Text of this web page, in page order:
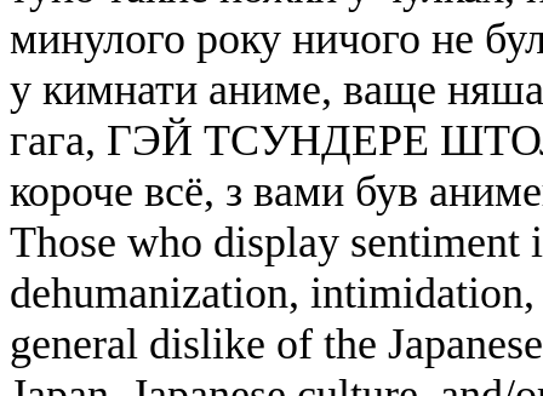
минулого року ничого не
у кимнати аниме, ваще
гага, ГЭЙ ТСУНДЕРЕ
короче всё, з вами був
Those who display
dehumanization,
general dislike of the